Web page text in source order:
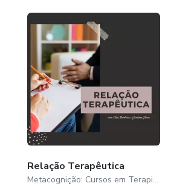
Relação Terapêutica
Metacognição: Cursos em Terapia Cognitivo Comportamental LTDA